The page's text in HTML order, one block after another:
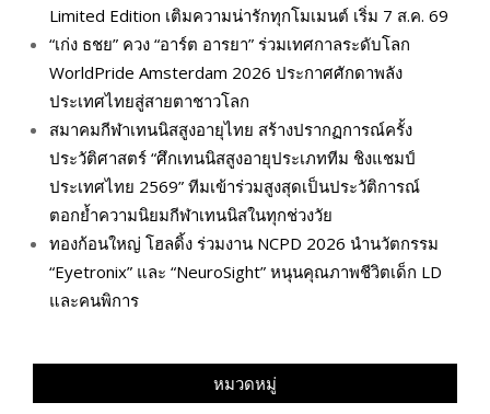
Limited Edition เติมความน่ารักทุกโมเมนต์ เริ่ม 7 ส.ค. 69
“เก่ง ธชย” ควง “อาร์ต อารยา” ร่วมเทศกาลระดับโลก
WorldPride Amsterdam 2026 ประกาศศักดาพลัง
ประเทศไทยสู่สายตาชาวโลก
สมาคมกีฬาเทนนิสสูงอายุไทย สร้างปรากฏการณ์ครั้ง
ประวัติศาสตร์ “ศึกเทนนิสสูงอายุประเภททีม ชิงแชมป์
ประเทศไทย 2569” ทีมเข้าร่วมสูงสุดเป็นประวัติการณ์
ตอกย้ำความนิยมกีฬาเทนนิสในทุกช่วงวัย
ทองก้อนใหญ่ โฮลดิ้ง ร่วมงาน NCPD 2026 นำนวัตกรรม
“Eyetronix” และ “NeuroSight” หนุนคุณภาพชีวิตเด็ก LD
และคนพิการ
หมวดหมู่